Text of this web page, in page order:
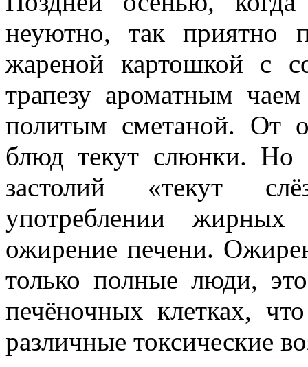
неуютно, так приятно
жареной картошкой с
трапезу ароматным
политым сметаной. От
блюд текут слюнки. Но
застолий «текут
употреблении жирных
ожирение печени.
только полные люди,
печёночных клетках,
различные токсические